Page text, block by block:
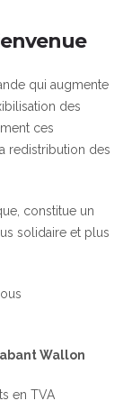
qui augmente
des
ces
redistribution des
constitue un
solidaire et plus
Wallon
en TVA